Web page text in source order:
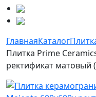
ГлавнаяКаталог
Плитка Prime
ректификат матовый